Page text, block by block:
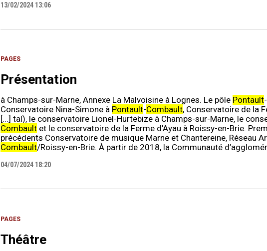
13/02/2024 13:06
PAGES
Présentation
à Champs-sur-Marne, Annexe La Malvoisine à Lognes. Le pôle Pontault-
Conservatoire Nina-Simone à Pontault-Combault, Conservatoire de la
[...] tal), le conservatoire Lionel-Hurtebize à Champs-sur-Marne, le
Combaultet le conservatoire de la Ferme d'Ayau à Roissy-en-Brie.
précédents Conservatoire de musique Marne et Chantereine, Réseau
Combault/Roissy-en-Brie. À partir de 2018, la Communauté
04/07/2024 18:20
PAGES
Théâtre